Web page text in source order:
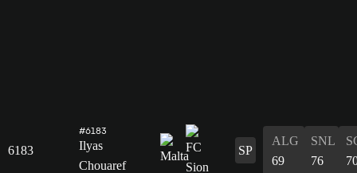
6183
#6183
Ilyas
Chouaref
SP
ALG
69
SNL
76